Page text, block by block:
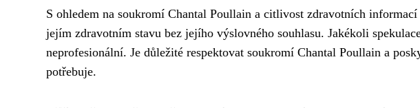
S ohledem na soukromí Chantal Poullain a citlivost zdravotních
jejím zdravotním stavu bez jejího výslovného souhlasu. Jakékoli
neprofesionální. Je důležité respektovat soukromí Chantal Poullain a
potřebuje.